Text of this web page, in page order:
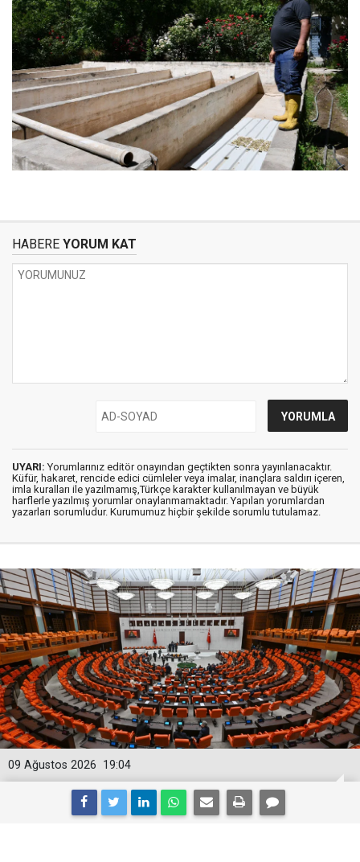
HABERE YORUM KAT
UYARI: Yorumlarınız editör onayından geçtikten sonra yayınlanacaktır.
Küfür, hakaret, rencide edici cümleler veya imalar, inançlara saldırı içeren,
imla kuralları ile yazılmamış,Türkçe karakter kullanılmayan ve büyük
harflerle yazılmış yorumlar onaylanmamaktadır. Yapılan yorumlardan
yazarları sorumludur. Kurumumuz hiçbir şekilde sorumlu tutulamaz.
19:04
09 Ağustos 2026